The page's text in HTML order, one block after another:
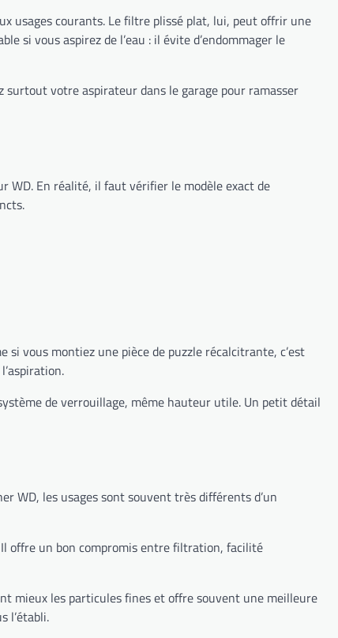
usages courants. Le filtre plissé plat, lui, peut offrir une
si vous aspirez de l’eau : il évite d’endommager le
surtout votre aspirateur dans le garage pour ramasser
WD. En réalité, il faut vérifier le modèle exact de
vous montiez une pièce de puzzle récalcitrante, c’est
de verrouillage, même hauteur utile. Un petit détail
WD, les usages sont souvent très différents d’un
offre un bon compromis entre filtration, facilité
mieux les particules fines et offre souvent une meilleure
l’établi.